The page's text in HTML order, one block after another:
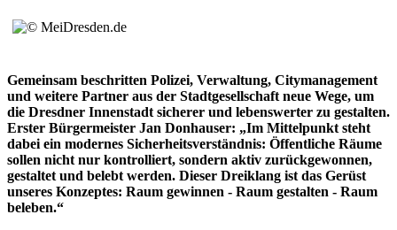
Gemeinsam beschritten Polizei, Verwaltung, Citymanagement
und weitere Partner aus der Stadtgesellschaft neue Wege, um
die Dresdner Innenstadt sicherer und lebenswerter zu gestalten.
Erster Bürgermeister Jan Donhauser: „Im Mittelpunkt steht
dabei ein modernes Sicherheitsverständnis: Öffentliche Räume
sollen nicht nur kontrolliert, sondern aktiv zurückgewonnen,
gestaltet und belebt werden. Dieser Dreiklang ist das Gerüst
unseres Konzeptes: Raum gewinnen - Raum gestalten - Raum
beleben.“